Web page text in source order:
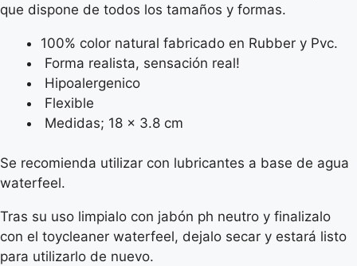
que dispone de todos los tamaños y formas.
100% color natural fabricado en Rubber y Pvc.
Forma realista, sensación real!
Hipoalergenico
Flexible
Medidas; 18 x 3.8 cm
Se recomienda utilizar con lubricantes a base de agua
waterfeel.
Tras su uso limpialo con jabón ph neutro y finalizalo
con el toycleaner waterfeel, dejalo secar y estará listo
para utilizarlo de nuevo.